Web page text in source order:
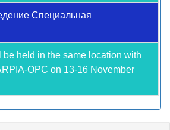
Специальная
be held in the same location with
OPC on 13-16 November